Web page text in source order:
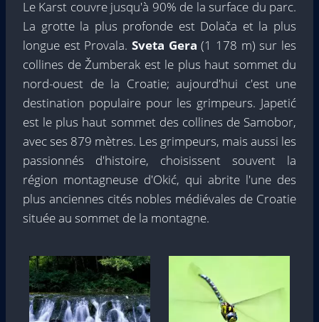
Le Karst couvre jusqu'à 90% de la surface du parc.
La grotte la plus profonde est Dolača et la plus
longue est Provala. Sveta Gera (1 178 m) sur les
collines de Žumberak est le plus haut sommet du
nord-ouest de la Croatie; aujourd'hui c'est une
destination populaire pour les grimpeurs. Japetić
est le plus haut sommet des collines de Samobor,
avec ses 879 mètres. Les grimpeurs, mais aussi les
passionnés d'histoire, choisissent souvent la
région montagneuse d'Okić, qui abrite l'une des
plus anciennes cités nobles médiévales de Croatie
située au sommet de la montagne.